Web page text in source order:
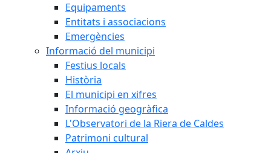
Equipaments
Entitats i associacions
Emergències
Informació del municipi
Festius locals
Història
El municipi en xifres
Informació geogràfica
L'Observatori de la Riera de Caldes
Patrimoni cultural